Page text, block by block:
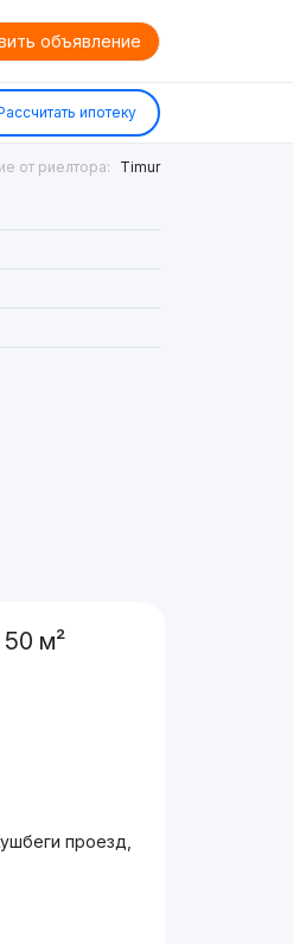
объявление
ипотеку
от риелтора: Timur
м²
проезд,